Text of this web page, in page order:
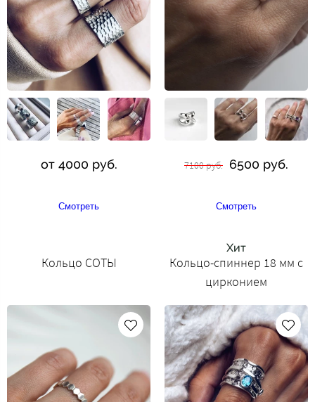
от 4000 руб.
Смотреть
7100 руб. 6500 руб.
Смотреть
Кольцо СОТЫ
Хит
Кольцо-спиннер 18 мм с
цирконием